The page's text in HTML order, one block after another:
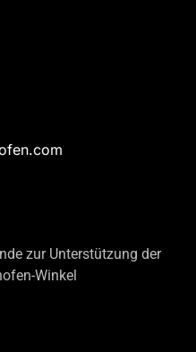
zur Unterstützung der
Winkel